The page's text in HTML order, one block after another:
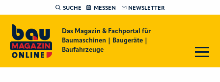
SUCHE MESSEN NEWSLETTER
Das Magazin & Fachportal für
Baumaschinen | Baugeräte |
Baufahrzeuge